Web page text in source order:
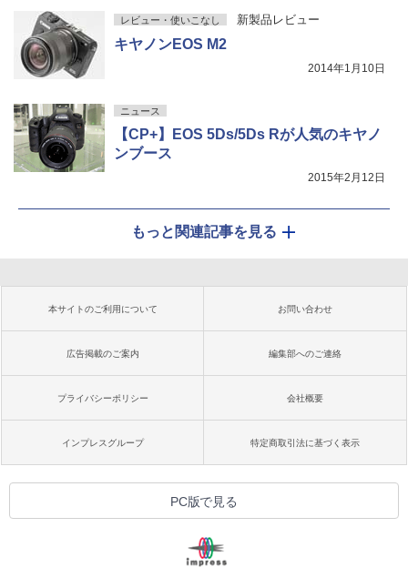
レビュー・使いこなし 新製品レビュー
キヤノンEOS M2
2014年1月10日
ニュース
【CP+】EOS 5Ds/5Ds Rが人気のキヤノ
ンブース
2015年2月12日
もっと関連記事を見る
本サイトのご利用について お問い合わせ
広告掲載のご案内 編集部へのご連絡
プライバシーポリシー 会社概要
インプレスグループ 特定商取引法に基づく表示
PC版で見る